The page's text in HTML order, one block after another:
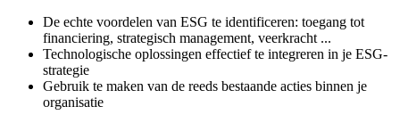
De echte voordelen van ESG te identificeren: toegang tot
financiering, strategisch management, veerkracht ...
Technologische oplossingen effectief te integreren in je ESG-
strategie
Gebruik te maken van de reeds bestaande acties binnen je
organisatie